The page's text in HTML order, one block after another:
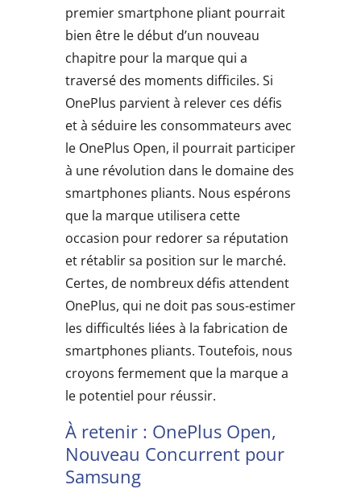
premier smartphone pliant pourrait
bien être le début d’un nouveau
chapitre pour la marque qui a
traversé des moments difficiles. Si
OnePlus parvient à relever ces défis
et à séduire les consommateurs avec
le OnePlus Open, il pourrait participer
à une révolution dans le domaine des
smartphones pliants. Nous espérons
que la marque utilisera cette
occasion pour redorer sa réputation
et rétablir sa position sur le marché.
Certes, de nombreux défis attendent
OnePlus, qui ne doit pas sous-estimer
les difficultés liées à la fabrication de
smartphones pliants. Toutefois, nous
croyons fermement que la marque a
le potentiel pour réussir.
À retenir : OnePlus Open,
Nouveau Concurrent pour
Samsung